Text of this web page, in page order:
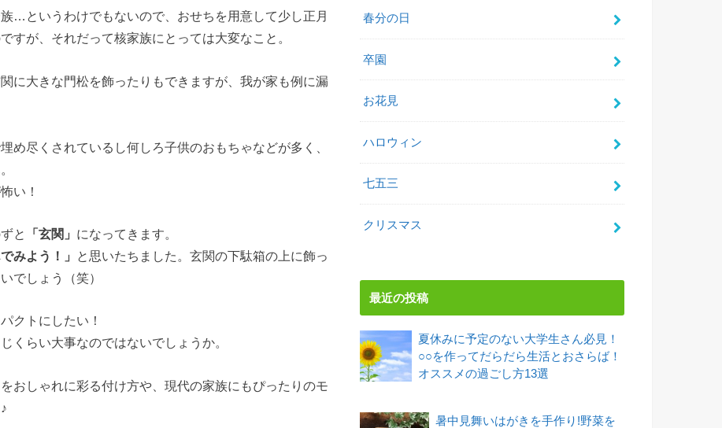
…というわけでもないので、おせちを用意して少し正月
すが、それだって核家族にとっては大変なこと。
に大きな門松を飾ったりもできますが、我が家も例に漏
め尽くされているし何しろ子供のおもちゃなどが多く、
い！
と 「玄関」 になってきます。
みよう！」
と思いたちました。玄関の下駄箱の上に飾っ
でしょう（笑）
クトにしたい！
くらい大事なのではないでしょうか。
おしゃれに彩る付け方や、現代の家族にもぴったりのモ
春分の日
卒園
お花見
ハロウィン
七五三
クリスマス
最近の投稿
夏休みに予定のない大学生さん必見！
○○を作ってだらだら生活とおさらば！
オススメの過ごし方13選
暑中見舞いはがきを手作り!野菜を